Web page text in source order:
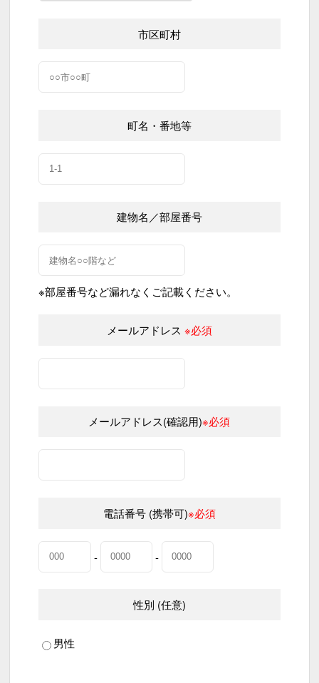
市区町村
町名・番地等
建物名／部屋番号
※部屋番号など漏れなくご記載ください。
メールアドレス ※必須
メールアドレス(確認用)※必須
電話番号 (携帯可)※必須
- -
性別 (任意)
男性